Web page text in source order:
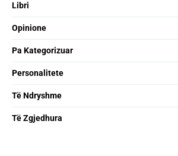
Libri
Opinione
Pa Kategorizuar
Personalitete
Të Ndryshme
Të Zgjedhura